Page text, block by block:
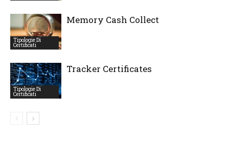
Tipologie Di
Certificati
Memory Cash Collect
Tipologie Di
Certificati
Tracker Certificates